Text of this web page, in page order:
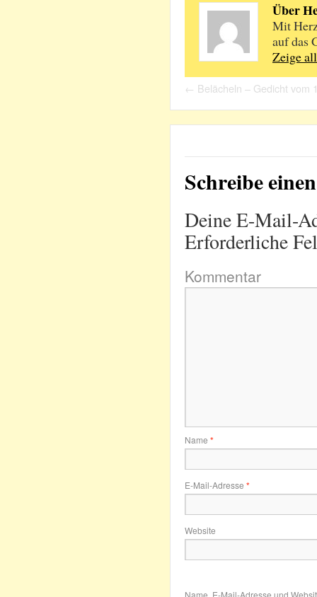
Über
Mit
auf das
Zeige
← Belächeln – Gedicht vom
Schreibe
Deine E-Mail-
Erforderliche
Kommentar
Name *
E-Mail-Adresse *
Website
Name, E-Mail-Adresse und